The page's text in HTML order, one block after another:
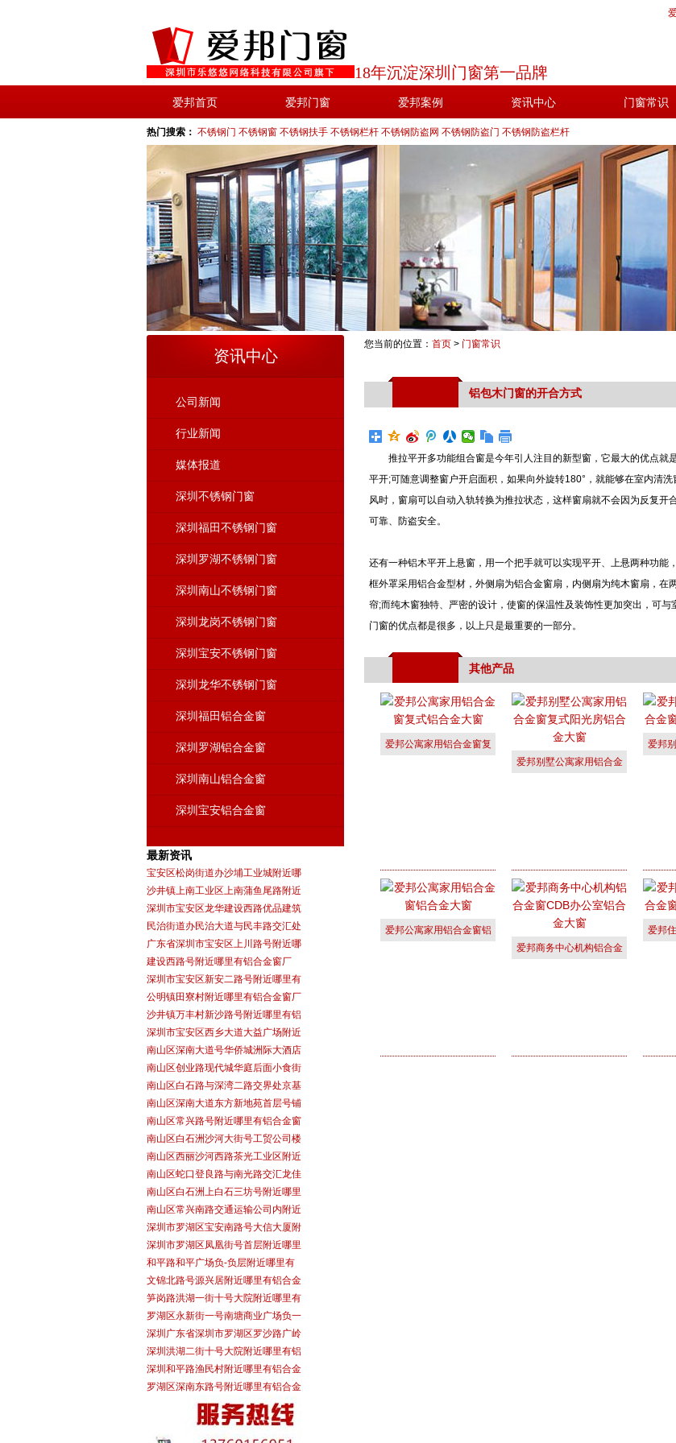
18年沉淀深圳门窗第一品牌
爱邦首页 爱邦门窗 爱邦案例 资讯中心 门窗常识
热门搜索： 不锈钢门 不锈钢窗 不锈钢扶手 不锈钢栏杆 不锈钢防盗网 不锈钢防盗门 不锈钢防盗栏杆
资讯中心
公司新闻
行业新闻
媒体报道
深圳不锈钢门窗
深圳福田不锈钢门窗
深圳罗湖不锈钢门窗
深圳南山不锈钢门窗
深圳龙岗不锈钢门窗
深圳宝安不锈钢门窗
深圳龙华不锈钢门窗
深圳福田铝合金窗
深圳罗湖铝合金窗
深圳南山铝合金窗
深圳宝安铝合金窗
最新资讯
宝安区松岗街道办沙埔工业城附近哪
沙井镇上南工业区上南蒲鱼尾路附近
深圳市宝安区龙华建设西路优品建筑
民治街道办民治大道与民丰路交汇处
广东省深圳市宝安区上川路号附近哪
建设西路号附近哪里有铝合金窗厂
深圳市宝安区新安二路号附近哪里有
公明镇田寮村附近哪里有铝合金窗厂
沙井镇万丰村新沙路号附近哪里有铝
深圳市宝安区西乡大道大益广场附近
南山区深南大道号华侨城洲际大酒店
南山区创业路现代城华庭后面小食街
南山区白石路与深湾二路交界处京基
南山区深南大道东方新地苑首层号铺
南山区常兴路号附近哪里有铝合金窗
南山区白石洲沙河大街号工贸公司楼
南山区西丽沙河西路茶光工业区附近
南山区蛇口登良路与南光路交汇龙佳
南山区白石洲上白石三坊号附近哪里
南山区常兴南路交通运输公司内附近
深圳市罗湖区宝安南路号大信大厦附
深圳市罗湖区凤凰街号首层附近哪里
和平路和平广场负-负层附近哪里有
文锦北路号源兴居附近哪里有铝合金
笋岗路洪湖一街十号大院附近哪里有
罗湖区永新街一号南塘商业广场负一
深圳广东省深圳市罗湖区罗沙路广岭
深圳洪湖二街十号大院附近哪里有铝
深圳和平路渔民村附近哪里有铝合金
罗湖区深南东路号附近哪里有铝合金
您当前的位置： 首页 > 门窗常识
铝包木门窗的开合方式
推拉平开多功能组合窗是今年引人注目的新型窗，它最大的优点就
平开;可随意调整窗户开启面积，如果向外旋转180°，就能够在室内清
风时，窗扇可以自动入轨转换为推拉状态，这样窗扇就不会因为反复开
可靠、防盗安全。
还有一种铝木平开上悬窗，用一个把手就可以实现平开、上悬两种功
框外罩采用铝合金型材，外侧扇为铝合金窗扇，内侧扇为纯木窗扇，
帘;而纯木窗独特、严密的设计，使窗的保温性及装饰性更加突出，可
门窗的优点都是很多，以上只是最重要的一部分。
其他产品
爱邦公寓家用铝合金窗复
爱邦别墅公寓家用铝合金
爱邦
爱邦公寓家用铝合金窗铝
爱邦商务中心机构铝合金
爱邦